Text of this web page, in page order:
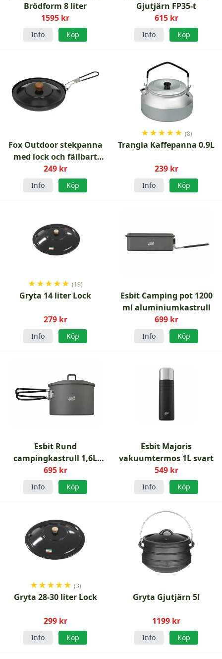
Brödform 8 liter
1595 kr
Info Köp
Gjutjärn FP35-t
615 kr
Info Köp
Fox Outdoor stekpanna
med lock och fällbart
handtag
249 kr
Info Köp
★★★★★ (8)
Trangia Kaffepanna 0.9L
239 kr
Info Köp
★★★★★ (19)
Gryta 14 liter Lock
279 kr
Info Köp
Esbit Camping pot 1200
ml aluminiumkastrull
699 kr
Info Köp
Esbit Rund
campingkastrull 1,6L
aluminium
695 kr
Info Köp
Esbit Majoris
vakuumtermos 1L svart
549 kr
Info Köp
★★★★★ (3)
Gryta 28-30 liter Lock
299 kr
Info Köp
Gryta Gjutjärn 5l
1199 kr
Info Köp